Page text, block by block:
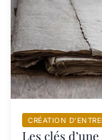
CRÉATION
Les clés